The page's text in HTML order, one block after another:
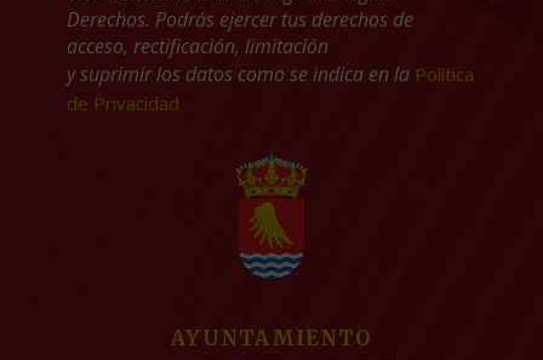
Derechos. Podrás ejercer tus derechos de
acceso, rectificación, limitación
y suprimir los datos como se indica en la Política
de Privacidad
AYUNTAMIENTO